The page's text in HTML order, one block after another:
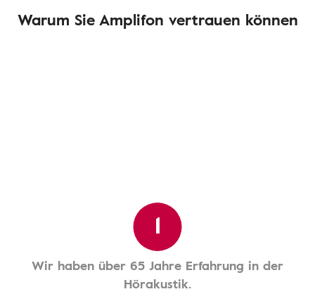
Warum Sie Amplifon vertrauen können
1
Wir haben über 65 Jahre Erfahrung in der
Hörakustik.